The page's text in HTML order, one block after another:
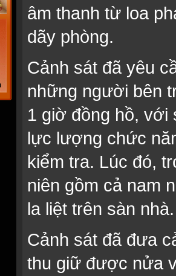
âm thanh từ loa
dãy phòng.
Cảnh sát đã yêu
những người bên
1 giờ đồng hồ, với
lực lượng chức
kiểm tra. Lúc đó,
niên gồm cả nam
la liệt trên sàn nhà.
Cảnh sát đã đưa
thu giữ được nửa